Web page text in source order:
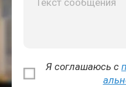
Я соглашаюсь с